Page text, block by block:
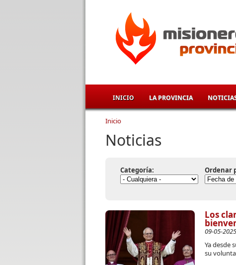
INICIO LA PROVINCIA
Se encuentra usted aquí
Inicio
Noticias
Categoría: Ordenar
Los
09-05-2025
Ya desde
su